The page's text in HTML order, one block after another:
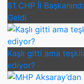
81 CHP İl
Geldi
Kaşlı gitti ama
ediyor?